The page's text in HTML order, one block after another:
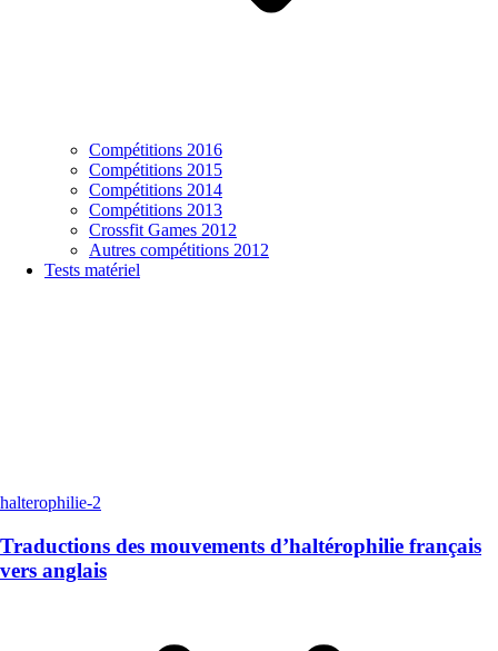
Compétitions 2016
Compétitions 2015
Compétitions 2014
Compétitions 2013
Crossfit Games 2012
Autres compétitions 2012
Tests matériel
halterophilie-2
Traductions des mouvements d’haltérophilie français
vers anglais